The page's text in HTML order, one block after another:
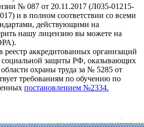
№ 087 от 20.11.2017 (Л035-01215-
и в полном соответствии со всеми
действующими на
нашу лицензию вы можете на
реестр аккредитованных организаций
социальной защиты РФ, оказывающих
охраны труда за № 5285 от
требованиям по обучению по
постановлением №2334.